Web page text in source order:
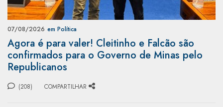
07/08/2026 em Política
Agora é para valer! Cleitinho e Falcão são
confirmados para o Governo de Minas pelo
Republicanos
(208) COMPARTILHAR